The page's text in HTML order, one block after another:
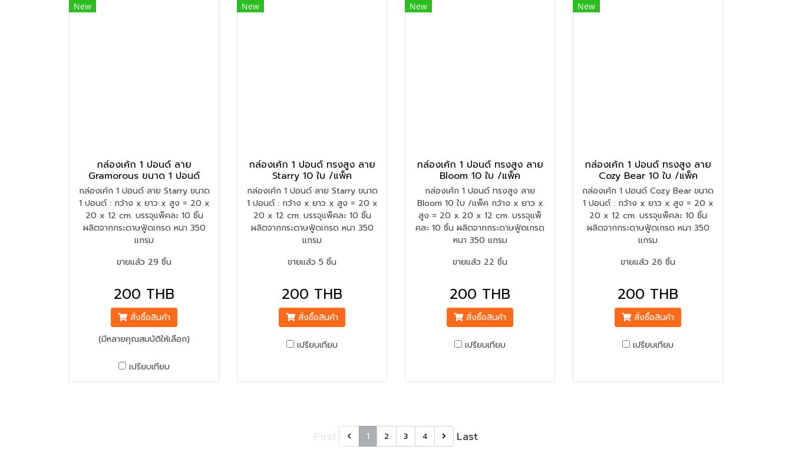
New
กล่องเค้ก 1 ปอนด์ ลาย
Gramorous ขนาด 1 ปอนด์
กล่องเค้ก 1 ปอนด์ ลาย Starry ขนาด
1 ปอนด์ : กว้าง x ยาว x สูง = 20 x
20 x 12 cm. บรรจุแพ็คละ 10 ชิ้น
ผลิตจากกระดาษฟู้ดเกรด หนา 350
แกรม
ขายแล้ว 29 ชิ้น
200 THB
สั่งซื้อสินค้า
(มีหลายคุณสมบัติให้เลือก)
เปรียบเทียบ
New
กล่องเค้ก 1 ปอนด์ ทรงสูง ลาย
Starry 10 ใบ /แพ็ค
กล่องเค้ก 1 ปอนด์ ลาย Starry ขนาด
1 ปอนด์ : กว้าง x ยาว x สูง = 20 x
20 x 12 cm. บรรจุแพ็คละ 10 ชิ้น
ผลิตจากกระดาษฟู้ดเกรด หนา 350
แกรม
ขายแล้ว 5 ชิ้น
200 THB
สั่งซื้อสินค้า
เปรียบเทียบ
New
กล่องเค้ก 1 ปอนด์ ทรงสูง ลาย
Bloom 10 ใบ /แพ็ค
กล่องเค้ก 1 ปอนด์ ทรงสูง ลาย
Bloom 10 ใบ /แพ็ค กว้าง x ยาว x
สูง = 20 x 20 x 12 cm. บรรจุแพ็
คละ 10 ชิ้น ผลิตจากกระดาษฟู้ดเกรด
หนา 350 แกรม
ขายแล้ว 22 ชิ้น
200 THB
สั่งซื้อสินค้า
เปรียบเทียบ
New
กล่องเค้ก 1 ปอนด์ ทรงสูง ลาย
Cozy Bear 10 ใบ /แพ็ค
กล่องเค้ก 1 ปอนด์ Cozy Bear ขนาด
1 ปอนด์ : กว้าง x ยาว x สูง = 20 x
20 x 12 cm. บรรจุแพ็คละ 10 ชิ้น
ผลิตจากกระดาษฟู้ดเกรด หนา 350
แกรม
ขายแล้ว 26 ชิ้น
200 THB
สั่งซื้อสินค้า
เปรียบเทียบ
1 2 3 4 Last